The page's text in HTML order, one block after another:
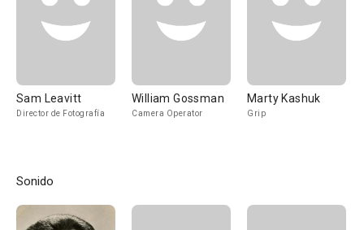
Sam Leavitt
Director de Fotografía
William Gossman
Camera Operator
Marty Kashuk
Grip
Sonido